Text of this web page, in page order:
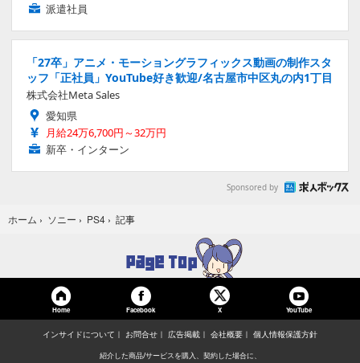
派遣社員
「27卒」アニメ・モーショングラフィックス動画の制作スタ
ッフ「正社員」YouTube好き歓迎/名古屋市中区丸の内1丁目
株式会社Meta Sales
愛知県
月給24万6,700円～32万円
新卒・インターン
Sponsored by
ホーム › ソニー › PS4 › 記事
Home Facebook X YouTube
インサイドについて お問合せ 広告掲載 会社概要 個人情報保護方針
紹介した商品/サービスを購入、契約した場合に、